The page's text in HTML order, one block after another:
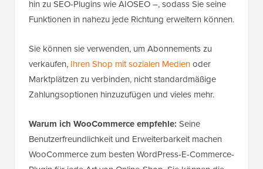
hin zu SEO-Plugins wie AIOSEO –, sodass Sie seine
Funktionen in nahezu jede Richtung erweitern können.
Sie können sie verwenden, um Abonnements zu
verkaufen, Ihren Shop mit sozialen Medienoder
Marktplätzen zu verbinden, nicht standardmäßige
Zahlungsoptionen hinzuzufügen und vieles mehr.
Warum ich WooCommerce empfehle: Seine
Benutzerfreundlichkeit und Erweiterbarkeit machen
WooCommerce zum besten WordPress-E-Commerce-